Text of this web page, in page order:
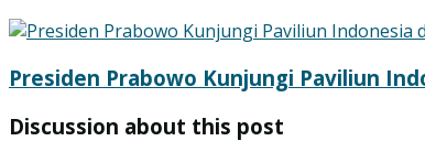
Presiden Prabowo Kunjungi Paviliun
Discussion about this post